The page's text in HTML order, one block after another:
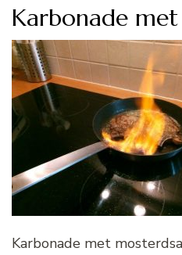
Karbonade
Karbonade met